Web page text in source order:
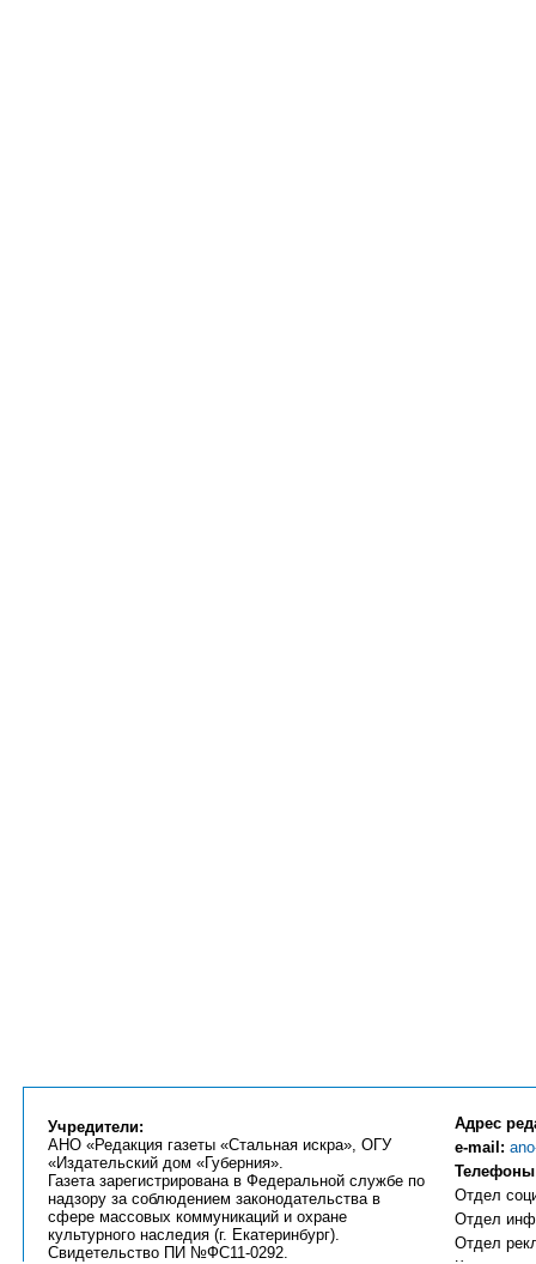
Учредители:
АНО «Редакция газеты «Стальная искра», ОГУ
«Издательский дом «Губерния».
Газета зарегистрирована в Федеральной службе по
надзору за соблюдением законодательства в
сфере массовых коммуникаций и охране
культурного наследия (г. Екатеринбург).
Свидетельство ПИ №ФС11-0292.
Адрес
e-mail:
Отдел
Отдел
Отдел